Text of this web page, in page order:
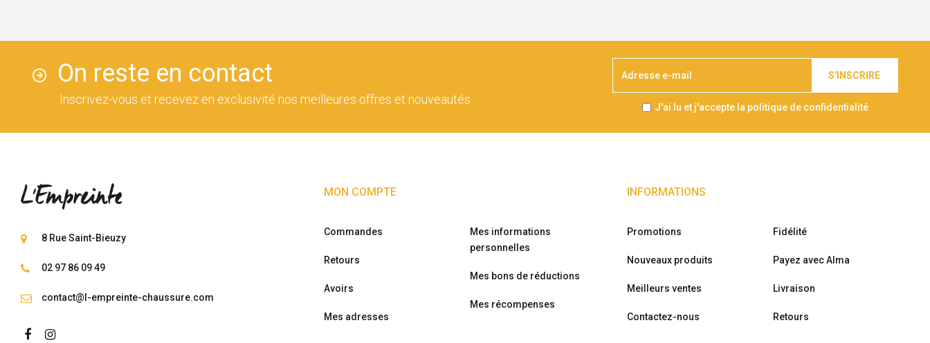
On reste en contact
Inscrivez-vous et recevez en exclusivité nos meilleures offres et nouveautés
S'INSCRIRE
J'ai lu et j'accepte la politique de confidentialité
8 Rue Saint-Bieuzy
02 97 86 09 49
contact@l-empreinte-chaussure.com
MON COMPTE
Commandes
Retours
Avoirs
Mes adresses
Mes informations
personnelles
Mes bons de réductions
Mes récompenses
INFORMATIONS
Promotions
Nouveaux produits
Meilleurs ventes
Contactez-nous
Fidélité
Payez avec Alma
Livraison
Retours